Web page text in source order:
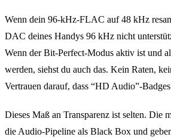
Wenn dein 96-kHz-FLAC auf 48 kHz
DAC deines Handys 96 kHz nicht
Wenn der Bit-Perfect-Modus aktiv ist und
werden, siehst du auch das. Kein Raten,
Vertrauen darauf, dass “HD Audio”-
Dieses Maß an Transparenz ist selten. Die
die Audio-Pipeline als Black Box und